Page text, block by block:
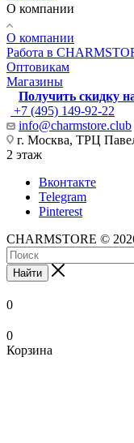
О компании
О компании
Работа в
Оптовикам
Магазины
Получить скидку
+7 (495) 149-92-22
info@charmstore.club
г. Москва, ТРЦ
2 этаж
Вконтакте
Telegram
Pinterest
CHARMSTORE ©
Найти
0
0
Корзина